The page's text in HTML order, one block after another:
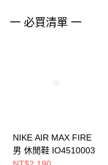
一 必買清單 一
NIKE AIR MAX FIRE
男 休閒鞋 IO4510003